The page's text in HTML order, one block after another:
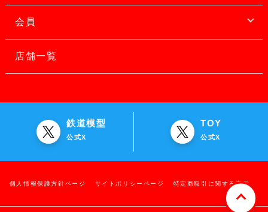
会員
店舗一覧
鉄道模型
公式X
TOY
公式X
個人情報保護方針ページ サイトポリシーページ 特定商取引に関する表示